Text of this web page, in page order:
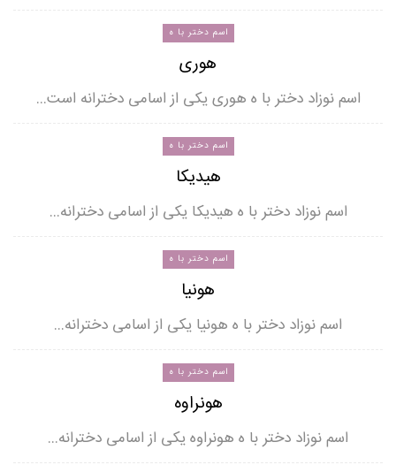
اسم دختر با ه
هوری
اسم نوزاد دختر با ه هوری یکی از اسامی دخترانه است…
اسم دختر با ه
هیدیکا
اسم نوزاد دختر با ه هیدیکا یکی از اسامی دخترانه…
اسم دختر با ه
هونیا
اسم نوزاد دختر با ه هونیا یکی از اسامی دخترانه…
اسم دختر با ه
هونراوه
اسم نوزاد دختر با ه هونراوه یکی از اسامی دخترانه…